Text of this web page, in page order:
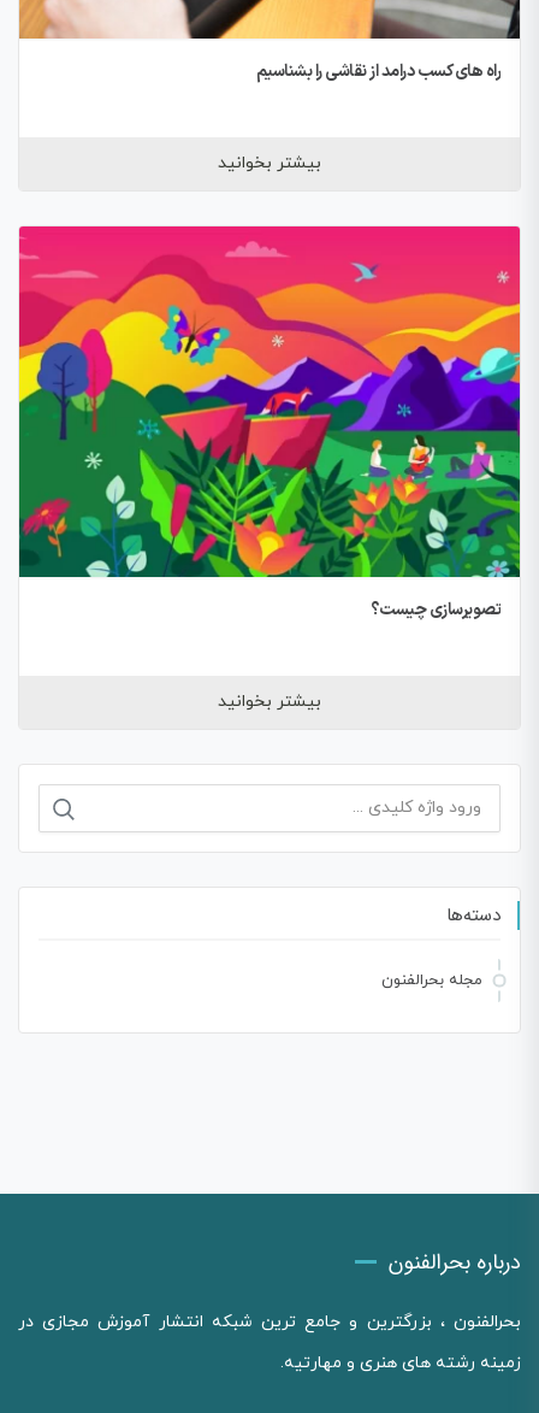
راه های کسب درامد از نقاشی را بشناسیم
بیشتر بخوانید
تصویرسازی چیست؟
بیشتر بخوانید
جستجو
دسته‌ها
مجله بحرالفنون
درباره بحرالفنون
بحرالفنون ، بزرگترین و جامع ترین شبکه انتشار آموزش مجازی در
زمینه رشته های هنری و مهارتیه.